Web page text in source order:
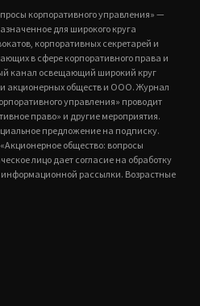
корпоративного управления» —
для широкого круга
корпоративных секретарей и
в сфере корпоративного права и
канал освещающий широкий круг
акционерных обществ и ООО. Журнал
управления» проводит
право» и другие мероприятия.
предложение на подписку.
общество: вопросы
лицо дает согласие на обработку
рассылки. Возрастные